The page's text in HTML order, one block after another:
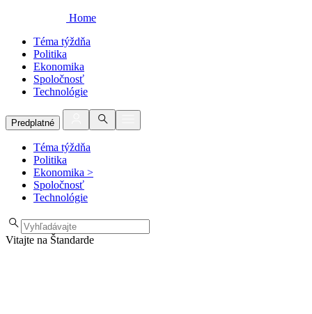
Home
Téma týždňa
Politika
Ekonomika
Spoločnosť
Technológie
Predplatné
Téma týždňa
Politika
Ekonomika >
Spoločnosť
Technológie
Vitajte na Štandarde